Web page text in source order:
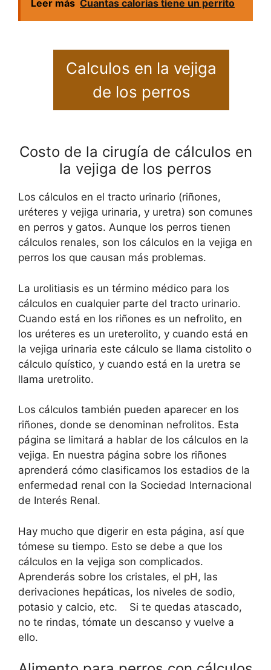
Leer más Cuantas calorias tiene un perrito
Calculos en la vejiga
de los perros
Costo de la cirugía de cálculos en
la vejiga de los perros
Los cálculos en el tracto urinario (riñones,
uréteres y vejiga urinaria, y uretra) son comunes
en perros y gatos. Aunque los perros tienen
cálculos renales, son los cálculos en la vejiga en
perros los que causan más problemas.
La urolitiasis es un término médico para los
cálculos en cualquier parte del tracto urinario.
Cuando está en los riñones es un nefrolito, en
los uréteres es un ureterolito, y cuando está en
la vejiga urinaria este cálculo se llama cistolito o
cálculo quístico, y cuando está en la uretra se
llama uretrolito.
Los cálculos también pueden aparecer en los
riñones, donde se denominan nefrolitos. Esta
página se limitará a hablar de los cálculos en la
vejiga. En nuestra página sobre los riñones
aprenderá cómo clasificamos los estadios de la
enfermedad renal con la Sociedad Internacional
de Interés Renal.
Hay mucho que digerir en esta página, así que
tómese su tiempo. Esto se debe a que los
cálculos en la vejiga son complicados.
Aprenderás sobre los cristales, el pH, las
derivaciones hepáticas, los niveles de sodio,
potasio y calcio, etc. Si te quedas atascado,
no te rindas, tómate un descanso y vuelve a
ello.